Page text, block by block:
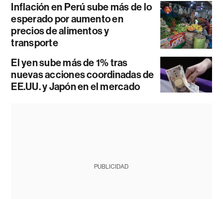
Inflación en Perú sube más de lo
esperado por aumento en
precios de alimentos y
transporte
El yen sube más de 1% tras
nuevas acciones coordinadas de
EE.UU. y Japón en el mercado
PUBLICIDAD